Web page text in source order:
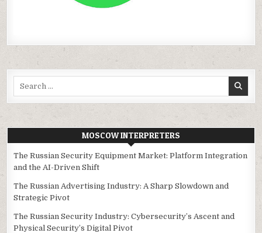
MOSCOW INTERPRETERS
The Russian Security Equipment Market: Platform Integration
and the AI-Driven Shift
The Russian Advertising Industry: A Sharp Slowdown and
Strategic Pivot
The Russian Security Industry: Cybersecurity’s Ascent and
Physical Security’s Digital Pivot